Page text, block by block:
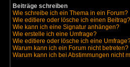
Beiträge schreiben
Wie schreibe ich ein Thema in ein Forum?
Wie editiere oder lösche ich einen Beitrag?
Wie kann ich eine Signatur anhängen?
Wie erstelle ich eine Umfrage?
Wie editiere oder lösche ich eine
Warum kann ich ein Forum nicht betreten?
Warum kann ich bei Abstimmungen nicht